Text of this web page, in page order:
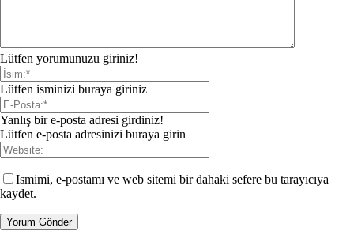
Lütfen yorumunuzu giriniz!
Lütfen isminizi buraya giriniz
Yanlış bir e-posta adresi girdiniz!
Lütfen e-posta adresinizi buraya girin
Ismimi, e-postamı ve web sitemi bir dahaki sefere bu tarayıcıya
kaydet.